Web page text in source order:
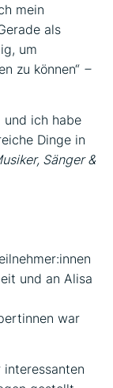
mein
als
um
zu können“ –
und ich habe
Dinge in
Sänger &
und an Alisa
war
interessanten